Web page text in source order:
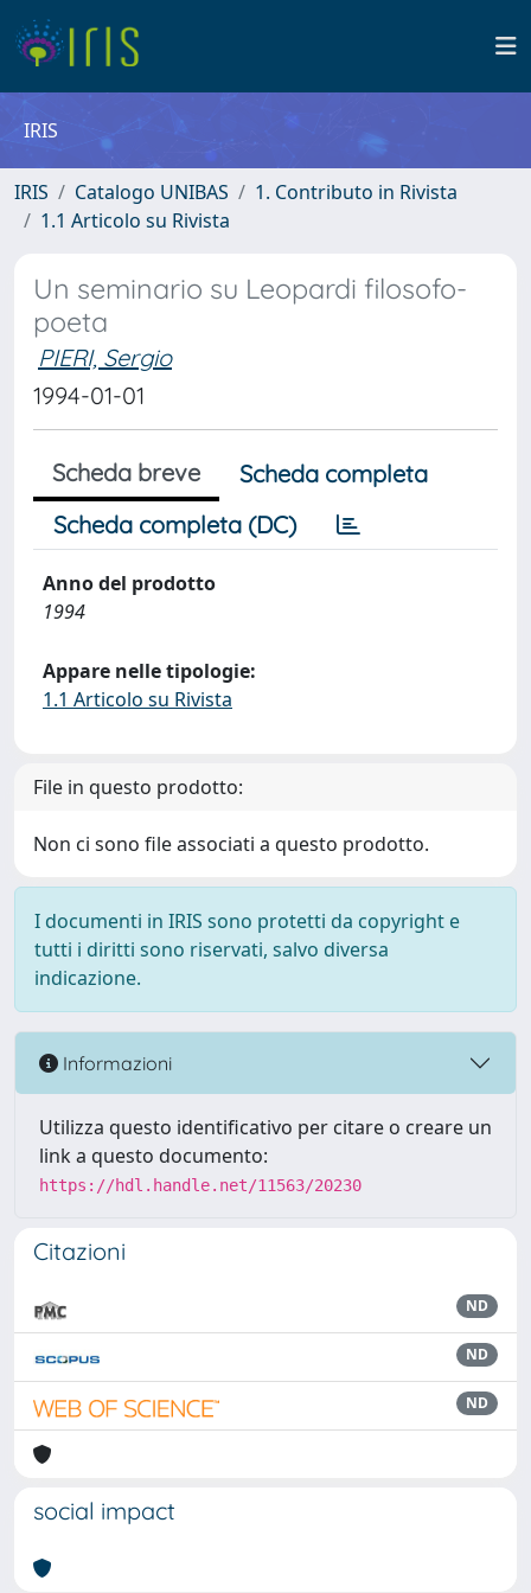
IRIS
IRIS Catalogo UNIBAS
1. Contributo in Rivista
1.1 Articolo su Rivista
Un seminario su Leopardi filosofo-
poeta
PIERI, Sergio
1994-01-01
Scheda breve
Scheda completa
Scheda completa (DC)
Anno del prodotto
1994
Appare nelle tipologie:
1.1 Articolo su Rivista
File in questo prodotto:
Non ci sono file associati a questo prodotto.
I documenti in IRIS sono protetti da copyright e
tutti i diritti sono riservati, salvo diversa
indicazione.
Informazioni
Utilizza questo identificativo per citare o creare un
link a questo documento:
https://hdl.handle.net/11563/20230
Citazioni
ND
ND
ND
social impact